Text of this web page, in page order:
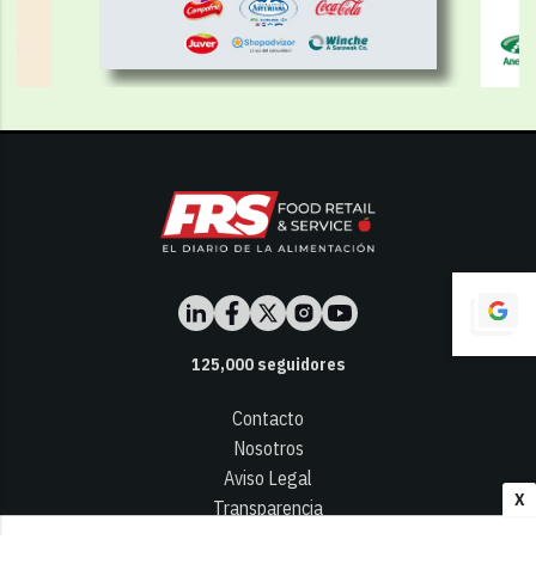
X
125,000seguidores
Contacto
Nosotros
Aviso Legal
Transparencia